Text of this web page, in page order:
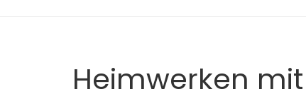
Heimwerken